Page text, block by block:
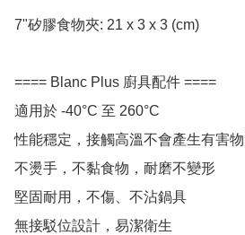
7"矽膠食物夾: 21 x 3 x 3 (cm)
==== Blanc Plus 廚具配件 ====
適用於 -40°C 至 260°C
性能穩定，接觸高溫不會產生有害
不燙手，不黏食物，耐磨不變形
堅固耐用，不傷、不沾鍋具
無接駁位設計，易潔衛生